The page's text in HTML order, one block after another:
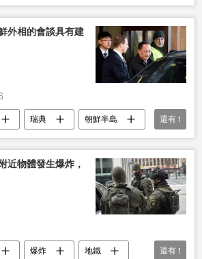
外相的會談具有建
瑞典
朝鮮半島
還有 1
近物體發生爆炸，
爆炸
地鐵
還有 1